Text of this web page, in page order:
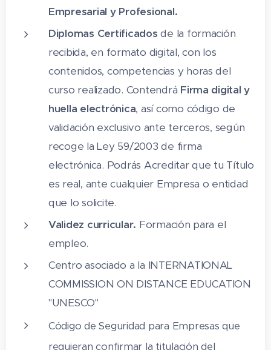
2.4 Cuestionario: Tipos de clientes
3 Tipos de servicios
3.1 Definición de servicio
3.2 El servicio al cliente
3.3 Las actividades del servicio al
cliente
3.4 El servicio al cliente y la calidad
3.5 El cliente y el consumidor
3.6 Empresas que dan servicio al
3.7 Ideas para reflexionar - Servicio al
3.8 Cuestionario: Tipos de servicios
4 Fases del servicio al cliente
Empresarial y Profesional.
Diplomas Certificados de la formación
recibida, en formato digital, con los
contenidos, competencias y horas del
curso realizado. Contendrá Firma digital y
huella electrónica, así como código de
validación exclusivo ante terceros, según
recoge la Ley 59/2003 de firma
electrónica. Podrás Acreditar que tu Título
es real, ante cualquier Empresa o entidad
que lo solicite.
Validez curricular. Formación para el
empleo.
Centro asociado a la INTERNATIONAL
COMMISSION ON DISTANCE EDUCATION
"UNESCO"
Código de Seguridad para Empresas que
requieran confirmar la titulación del